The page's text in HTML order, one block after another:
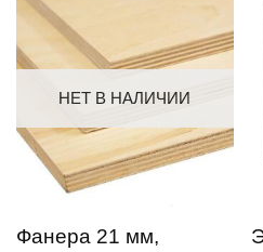
НЕТ В НАЛИЧИИ
Фанера 21 мм,